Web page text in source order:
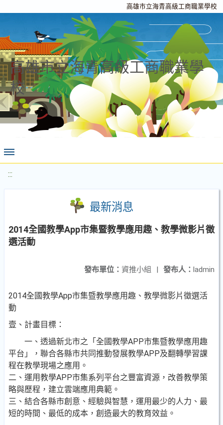
高雄市立海青高級工商職業學校
高雄市立海青高級工商職業學
校
:::
最新消息
2014全國教學App市集暨教學應用趣、教學微影片徵
選活動
發布人： ladmin
發布單位： 資推小組 |
2014全國教學App市集暨教學應用趣、教學微影片徵選活
動
壹、計畫目標：
一、透過新北市之「全國教學APP市集暨教學應用趣
平台」，聯合各縣市共同推動發展教學APP及翻轉學習課
程在教學現場之應用。
二、運用教學APP市集系列平台之豐富資源，改善教學策
略與歷程，建立雲端應用典範。
三、結合各縣市創意、經驗與智慧，運用最少的人力、最
短的時間、最低的成本，創造最大的教育效益。